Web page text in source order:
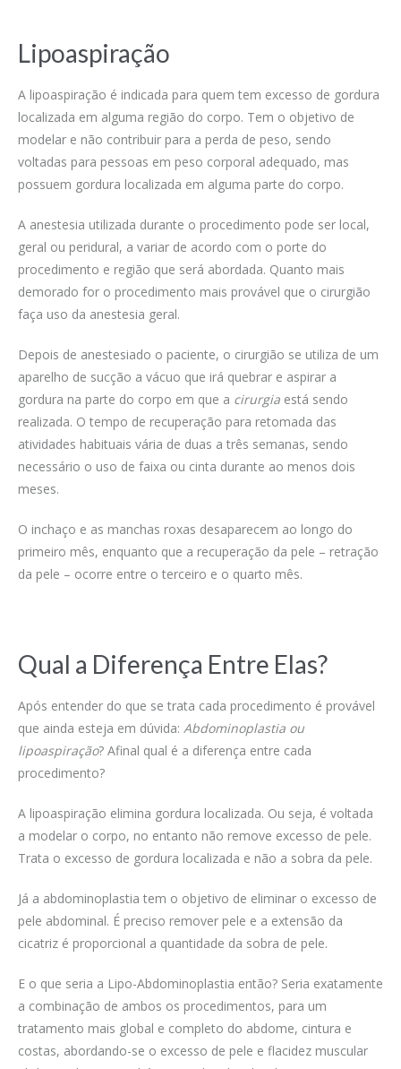
Lipoaspiração
A lipoaspiração é indicada para quem tem excesso de gordura
localizada em alguma região do corpo. Tem o objetivo de
modelar e não contribuir para a perda de peso, sendo
voltadas para pessoas em peso corporal adequado, mas
possuem gordura localizada em alguma parte do corpo.
A anestesia utilizada durante o procedimento pode ser local,
geral ou peridural, a variar de acordo com o porte do
procedimento e região que será abordada. Quanto mais
demorado for o procedimento mais provável que o cirurgião
faça uso da anestesia geral.
Depois de anestesiado o paciente, o cirurgião se utiliza de um
aparelho de sucção a vácuo que irá quebrar e aspirar a
gordura na parte do corpo em que a cirurgia está sendo
realizada. O tempo de recuperação para retomada das
atividades habituais vária de duas a três semanas, sendo
necessário o uso de faixa ou cinta durante ao menos dois
meses.
O inchaço e as manchas roxas desaparecem ao longo do
primeiro mês, enquanto que a recuperação da pele – retração
da pele – ocorre entre o terceiro e o quarto mês.
Qual a Diferença Entre Elas?
Após entender do que se trata cada procedimento é provável
que ainda esteja em dúvida: Abdominoplastia ou
lipoaspiração? Afinal qual é a diferença entre cada
procedimento?
A lipoaspiração elimina gordura localizada. Ou seja, é voltada
a modelar o corpo, no entanto não remove excesso de pele.
Trata o excesso de gordura localizada e não a sobra da pele.
Já a abdominoplastia tem o objetivo de eliminar o excesso de
pele abdominal. É preciso remover pele e a extensão da
cicatriz é proporcional a quantidade da sobra de pele.
E o que seria a Lipo-Abdominoplastia então? Seria exatamente
a combinação de ambos os procedimentos, para um
tratamento mais global e completo do abdome, cintura e
costas, abordando-se o excesso de pele e flacidez muscular